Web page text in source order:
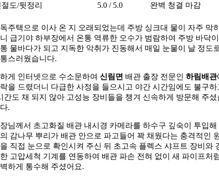
도/뒷정리
5.0 / 5.0 완벽 청결 마감
주택으로 이사 온 지 오래되었는데 주방 싱크대 물이 자주 막
급기야 하부장에서 온통 역류한 오수가 범람하여 주방 바닥이
물바다가 되고 지독한 악취가 진동해서 매일 눈물이 날 정도
스러웠습니다.
게 인터넷으로 수소문하여 신림면 배관 출장 전문인 하림배관
을 드렸더니 다급한 사정을 들으시고 야간 시간임에도 불구하
간도 채 되지 않아 고성능 장비들을 챙겨 신속하게 방문해 주셨
.
님께서 초고화질 배관 내시경 카메라를 하수구 깊숙이 투입해
감나무 뿌리가 배관 안으로 파고들어 꽉 채웠다는 충격적인
직접 눈으로 확인시켜 주신 뒤 초고속 플렉스 샤프트 장비와
고압세척 기계를 연동하여 배관 파손 전혀 없이 새 파이프처
하게 통수해 주셨어요.